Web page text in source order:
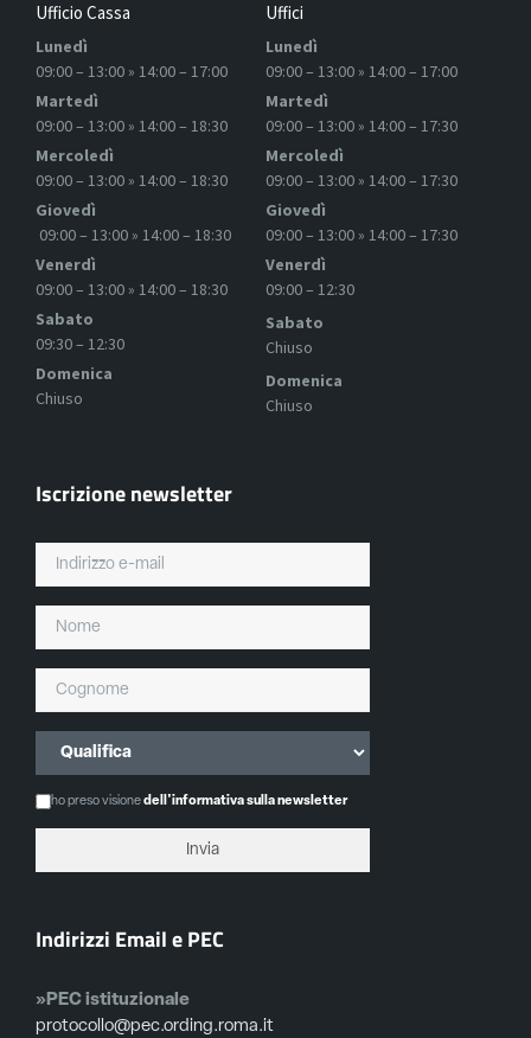
Ufficio Cassa
Lunedì
09:00 – 13:00 » 14:00 – 17:00
Martedì
09:00 – 13:00 » 14:00 – 18:30
Mercoledì
09:00 – 13:00 » 14:00 – 18:30
Giovedì
09:00 – 13:00 » 14:00 – 18:30
Venerdì
09:00 – 13:00 » 14:00 – 18:30
Sabato
09:30 – 12:30
Domenica
Chiuso
Uffici
Lunedì
09:00 – 13:00 » 14:00 – 17:00
Martedì
09:00 – 13:00 » 14:00 – 17:30
Mercoledì
09:00 – 13:00 » 14:00 – 17:30
Giovedì
09:00 – 13:00 » 14:00 – 17:30
Venerdì
09:00 – 12:30
Sabato
Chiuso
Domenica
Chiuso
Iscrizione newsletter
ho preso visionedell'informativa sulla newsletter
Indirizzi Email e PEC
»PEC istituzionale
protocollo@pec.ording.roma.it